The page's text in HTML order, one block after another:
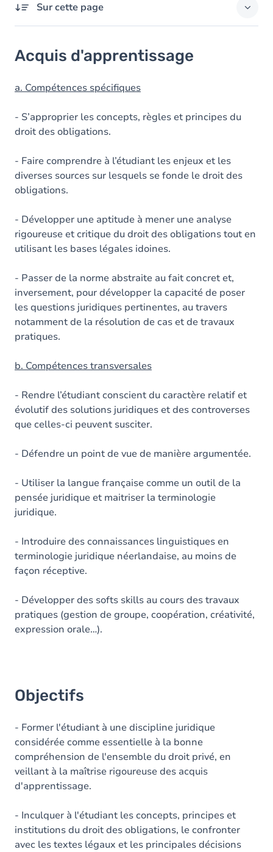
Sur cette page
Objectifs
Contenu
Table des matières
Exercices
Acquis d'apprentissage
a. Compétences spécifiques
- S’approprier les concepts, règles et principes du
droit des obligations.
- Faire comprendre à l’étudiant les enjeux et les
diverses sources sur lesquels se fonde le droit des
obligations.
- Développer une aptitude à mener une analyse
rigoureuse et critique du droit des obligations tout en
utilisant les bases légales idoines.
- Passer de la norme abstraite au fait concret et,
inversement, pour développer la capacité de poser
les questions juridiques pertinentes, au travers
notamment de la résolution de cas et de travaux
pratiques.
b. Compétences transversales
- Rendre l’étudiant conscient du caractère relatif et
évolutif des solutions juridiques et des controverses
que celles-ci peuvent susciter.
- Défendre un point de vue de manière argumentée.
- Utiliser la langue française comme un outil de la
pensée juridique et maitriser la terminologie
juridique.
- Introduire des connaissances linguistiques en
terminologie juridique néerlandaise, au moins de
façon réceptive.
- Développer des softs skills au cours des travaux
pratiques (gestion de groupe, coopération, créativité,
expression orale…).
Objectifs
- Former l'étudiant à une discipline juridique
considérée comme essentielle à la bonne
compréhension de l'ensemble du droit privé, en
veillant à la maîtrise rigoureuse des acquis
d'apprentissage.
- Inculquer à l'étudiant les concepts, principes et
institutions du droit des obligations, le confronter
avec les textes légaux et les principales décisions